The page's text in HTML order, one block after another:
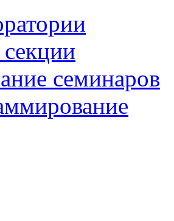
семинаров